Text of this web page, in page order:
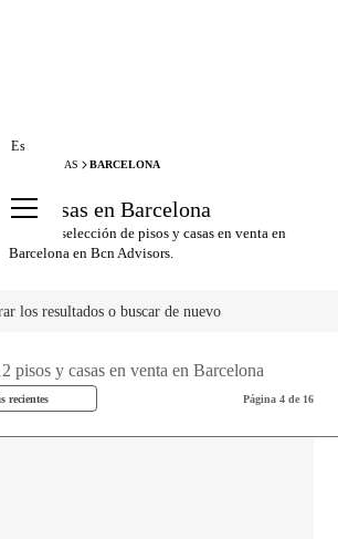
Es
Y CASAS BARCELONA
y casas en Barcelona
exclusiva selección de pisos y casas en venta en
Barcelona en Bcn Advisors.
los resultados o buscar de nuevo
pisos y casas en venta en Barcelona
recientes Página 4 de 16